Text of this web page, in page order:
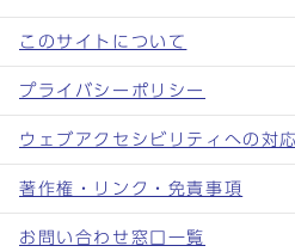
このサイトについて
プライバシーポリシー
ウェブアクセシビリティへの対応
著作権・リンク・免責事項
お問い合わせ窓口一覧